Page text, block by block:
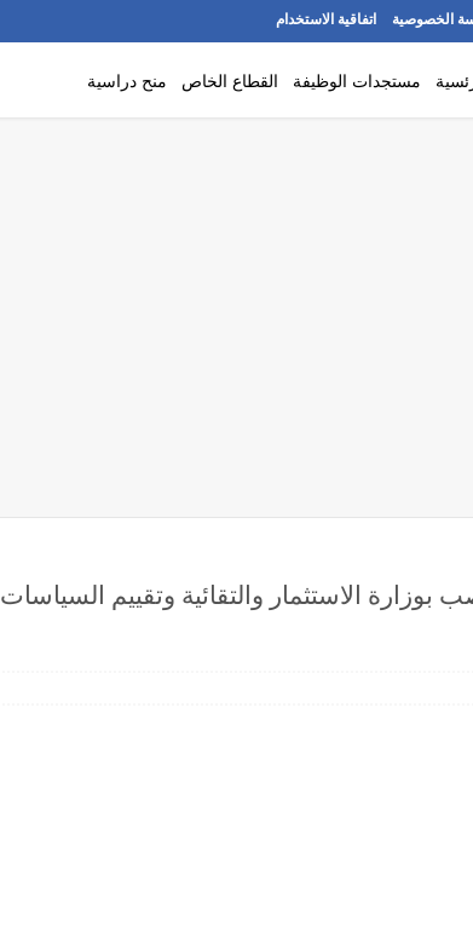
الخصوصية اتفاقية الاستخدام
مستجدات الوظيفة القطاع الخاص منح دراسية
عن مباراة توظيف 10 منصب بوزارة الاستثمار والتقائية وتقييم السياسات